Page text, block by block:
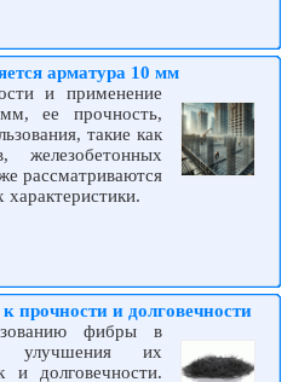
арматура 10 мм
и применение
ее прочность,
такие как
железобетонных
рассматриваются
прочности и долговечности
фибры в
улучшения их
и долговечности.